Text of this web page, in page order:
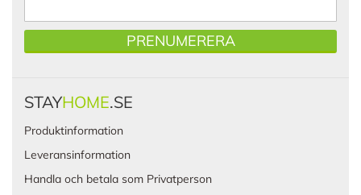
PRENUMERERA
STAYHOME.SE
Produktinformation
Leveransinformation
Handla och betala som Privatperson